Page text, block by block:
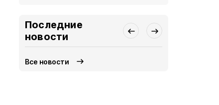
Последние
новости
Все новости